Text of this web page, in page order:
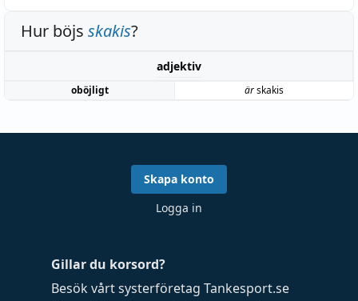
Hur böjs skakis?
adjektiv
oböjligt ärskakis
Gillar du korsord?
Besök vårt systerföretag Tankesport.se
Skapa konto
Logga in